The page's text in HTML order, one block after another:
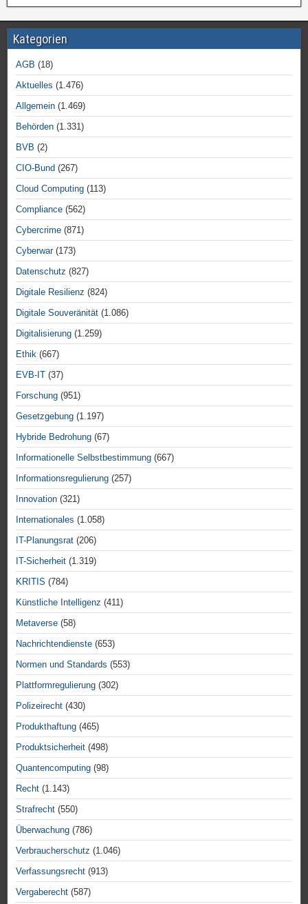
Kategorien
AGB (18)
Aktuelles (1.476)
Allgemein (1.469)
Behörden (1.331)
BVB (2)
CIO-Bund (267)
Cloud Computing (113)
Compliance (562)
Cybercrime (871)
Cyberwar(173)
Datenschutz (827)
Digitale Resilienz (824)
Digitale Souveränität (1.086)
Digitalisierung (1.259)
Ethik (667)
EVB-IT (37)
Forschung (951)
Gesetzgebung (1.197)
Hybride Bedrohung (67)
Informationelle Selbstbestimmung (667)
Informationsregulierung (257)
Innovation (321)
Internationales (1.058)
IT-Planungsrat (206)
IT-Sicherheit (1.319)
KRITIS (784)
Künstliche Intelligenz (411)
Metaverse (58)
Nachrichtendienste (653)
Normen und Standards (553)
Plattformregulierung (302)
Polizeirecht (430)
Produkthaftung (465)
Produktsicherheit (498)
Quantencomputing (98)
Recht (1.143)
Strafrecht (550)
Überwachung (786)
Verbraucherschutz (1.046)
Verfassungsrecht (913)
Vergaberecht (587)